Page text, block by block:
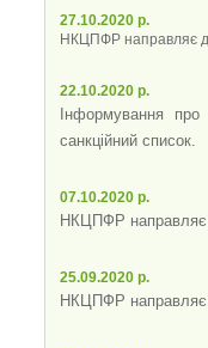
27.10.2020 р.
НКЦПФР направляє
22.10.2020 р.
Інформування
санкційний список.
07.10.2020 р.
НКЦПФР направляє
25.09.2020 р.
НКЦПФР направляє